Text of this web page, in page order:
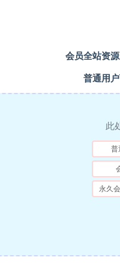
会员全站资
普通用
此
普
永久